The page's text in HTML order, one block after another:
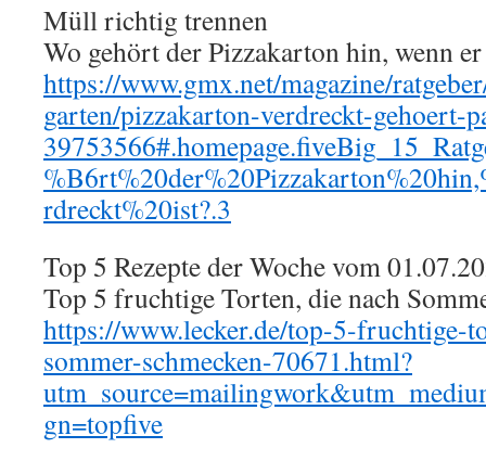
Müll richtig trennen
Wo gehört der Pizzakarton hin, wenn
https://www.gmx.net/magazine/
garten/pizzakarton-verdreckt-gehoert-
rdreckt%20ist?.3
Top 5 Rezepte der Woche vom
Top 5 fruchtige Torten, die nach
https://www.lecker.de/top-5-fruchtige-
sommer-schmecken-70671.html?
gn=topfive